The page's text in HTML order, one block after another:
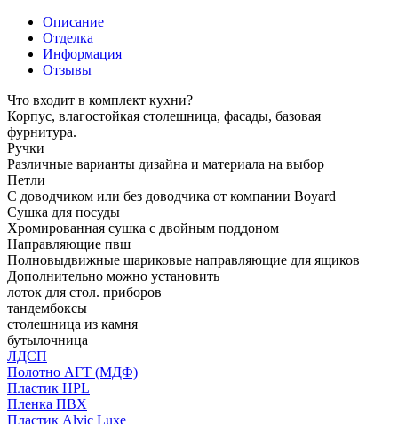
Описание
Отделка
Информация
Отзывы
Что входит в комплект кухни?
Корпус, влагостойкая столешница, фасады, базовая
фурнитура.
Ручки
Различные варианты дизайна и материала на выбор
Петли
С доводчиком или без доводчика от компании Boyard
Сушка для посуды
Хромированная сушка с двойным поддоном
Направляющие пвш
Полновыдвижные шариковые направляющие для ящиков
Дополнительно можно установить
лоток для стол. приборов
тандембоксы
столешница из камня
бутылочница
ЛДСП
Полотно АГТ (МДФ)
Пластик HPL
Пленка ПВХ
Пластик Alvic Luxe